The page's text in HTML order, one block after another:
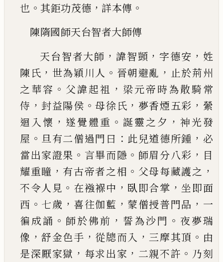
也 。 其鉅功茂德 ， 詳本傳 。
陳隋國師天台智者大師傳
天台智者大師 ， 諱智顗 ， 字德安 ， 姓
陳氏 ， 世為穎川人 。 晉朝避亂 ， 止於荊州
之華容 。 父諱起祖 ， 梁元帝時為散騎常
侍 ， 封益陽侯 。母徐氏 ， 夢香煙五彩 ， 縈
迴入懷 ， 遂覺體重 。 誕靈之夕 ， 神光發
屋 。 旦有二僧過門曰 ： 此兒道德所鍾 ， 必
當出家證果 。 言畢而隱 。 師眉分八彩 ， 目
耀重瞳 ， 有古帝者之相 。 父母每藏護之 ，
不令人見 。 在襁褓中 ， 臥即合掌 ， 坐即面
西 。 七歲 ， 喜往伽藍 ， 蒙僧授普門品 ， 一
徧成誦 。 師於佛前 ， 誓為沙門 。 夜夢瑞
像 ，舒金色手 ， 從牕而入 ， 三摩其頂 。 由
是深厭家獄 ， 每求出家 ， 二親不許 。 乃刻